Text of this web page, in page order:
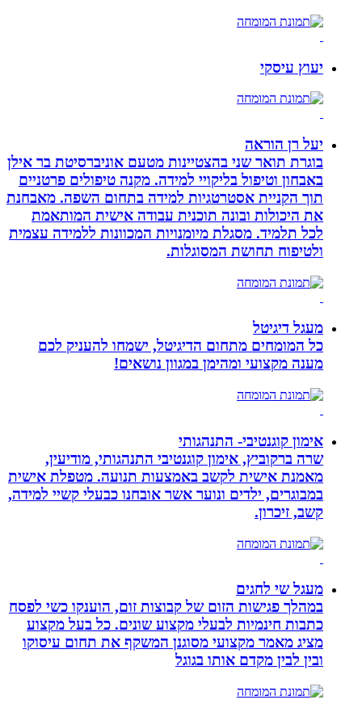
יעוץ עיסקי
יעל רן הוראה
בוגרת תואר שני בהצטיינות מטעם אוניברסיטת בר אילן
באבחון וטיפול בליקויי למידה. מקנה טיפולים פרטניים
תוך הקניית אסטרטגיות למידה בתחום השפה. מאבחנת
את היכולות ובונה תוכנית עבודה אישית המותאמת
לכל תלמיד. מסגלת מיומנויות המכוונות ללמידה עצמית
ולטיפוח תחושת המסוגלות.
מעגל דיגיטל
כל המומחים מתחום הדיגיטל, ישמחו להעניק לכם
מענה מקצועי ומהימן במגוון נושאים!
אימון קוגנטיבי- התנהגותי
שרה ברקוביץ, אימון קוגנטיבי התנהגותי, מודיעין,
מאמנת אישית לקשב באמצעות תנועה. מטפלת אישית
במבוגרים, ילדים ונוער אשר אובחנו כבעלי קשיי למידה,
קשב, זיכרון.
מעגל שי לחגים
במהלך פגישות הזום של קבוצות זום, הוענקו כשי לפסח
כתבות חינמיות לבעלי מקצוע שונים. כל בעל מקצוע
מציג מאמר מקצועי מסוגנן המשקף את תחום עיסוקו
ובין לבין מקדם אותו בגוגל